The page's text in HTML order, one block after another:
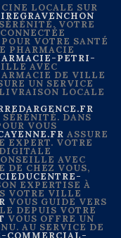
LOCALE SUR
VOTRE
POUR VOTRE SANTÉ
PHARMACIE
PETRI-
AVEC
DE VILLE
UN SERVICE
LOCALE
DANS
VOUS
ASSURE
EXPERT. VOTRE
AVEC
DE CHEZ VOUS,
EXPERTISE À
VOTRE VILLE
VOUS GUIDE VERS
DEPUIS VOTRE
VOUS OFFRE UN
AU SERVICE DE
COMMERCIAL-